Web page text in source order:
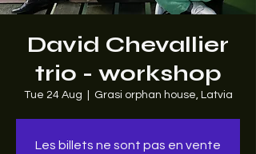
David Chevallier
trio - workshop
Tue 24 Aug Grasi orphan house, Latvia
Les billets ne sont pas en vente